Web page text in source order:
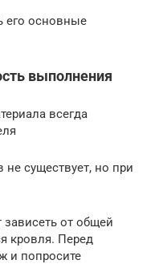
его основные
выполнения
всегда
не существует, но при
от общей
кровля. Перед
и попросите